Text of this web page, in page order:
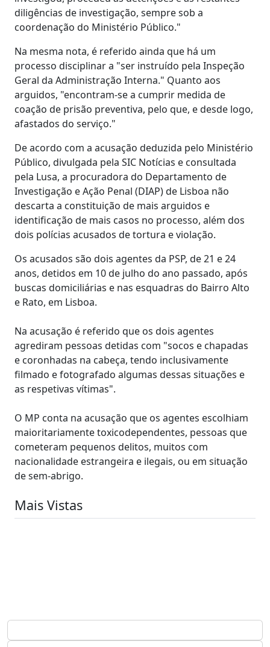
diligências de investigação, sempre sob a
coordenação do Ministério Público."
Na mesma nota, é referido ainda que há um
processo disciplinar a "ser instruído pela Inspeção
Geral da Administração Interna." Quanto aos
arguidos, "encontram-se a cumprir medida de
coação de prisão preventiva, pelo que, e desde logo,
afastados do serviço."
De acordo com a acusação deduzida pelo Ministério
Público, divulgada pela SIC Notícias e consultada
pela Lusa, a procuradora do Departamento de
Investigação e Ação Penal (DIAP) de Lisboa não
descarta a constituição de mais arguidos e
identificação de mais casos no processo, além dos
dois polícias acusados de tortura e violação.
Os acusados são dois agentes da PSP, de 21 e 24
anos, detidos em 10 de julho do ano passado, após
buscas domiciliárias e nas esquadras do Bairro Alto
e Rato, em Lisboa.
Na acusação é referido que os dois agentes
agrediram pessoas detidas com "socos e chapadas
e coronhadas na cabeça, tendo inclusivamente
filmado e fotografado algumas dessas situações e
as respetivas vítimas".
O MP conta na acusação que os agentes escolhiam
maioritariamente toxicodependentes, pessoas que
cometeram pequenos delitos, muitos com
nacionalidade estrangeira e ilegais, ou em situação
de sem-abrigo.
Mais Vistas